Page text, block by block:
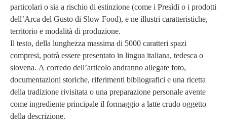
particolari o sia a rischio di estinzione (come i Presìdi o i prodotti
dell’Arca del Gusto di Slow Food), e ne illustri caratteristiche,
territorio e modalità di produzione.
Il testo, della lunghezza massima di 5000 caratteri spazi
compresi, potrà essere presentato in lingua italiana, tedesca o
slovena. A corredo dell’articolo andranno allegate foto,
documentazioni storiche, riferimenti bibliografici e una ricetta
della tradizione rivisitata o una preparazione personale avente
come ingrediente principale il formaggio a latte crudo oggetto
della descrizione.